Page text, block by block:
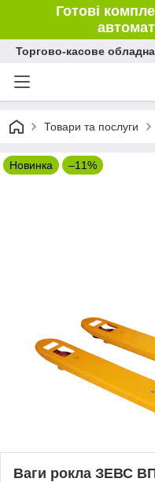
Готові
Торгово-касове
Товари та послуги
Новинка –11%
Ваги рокла ЗЕВС